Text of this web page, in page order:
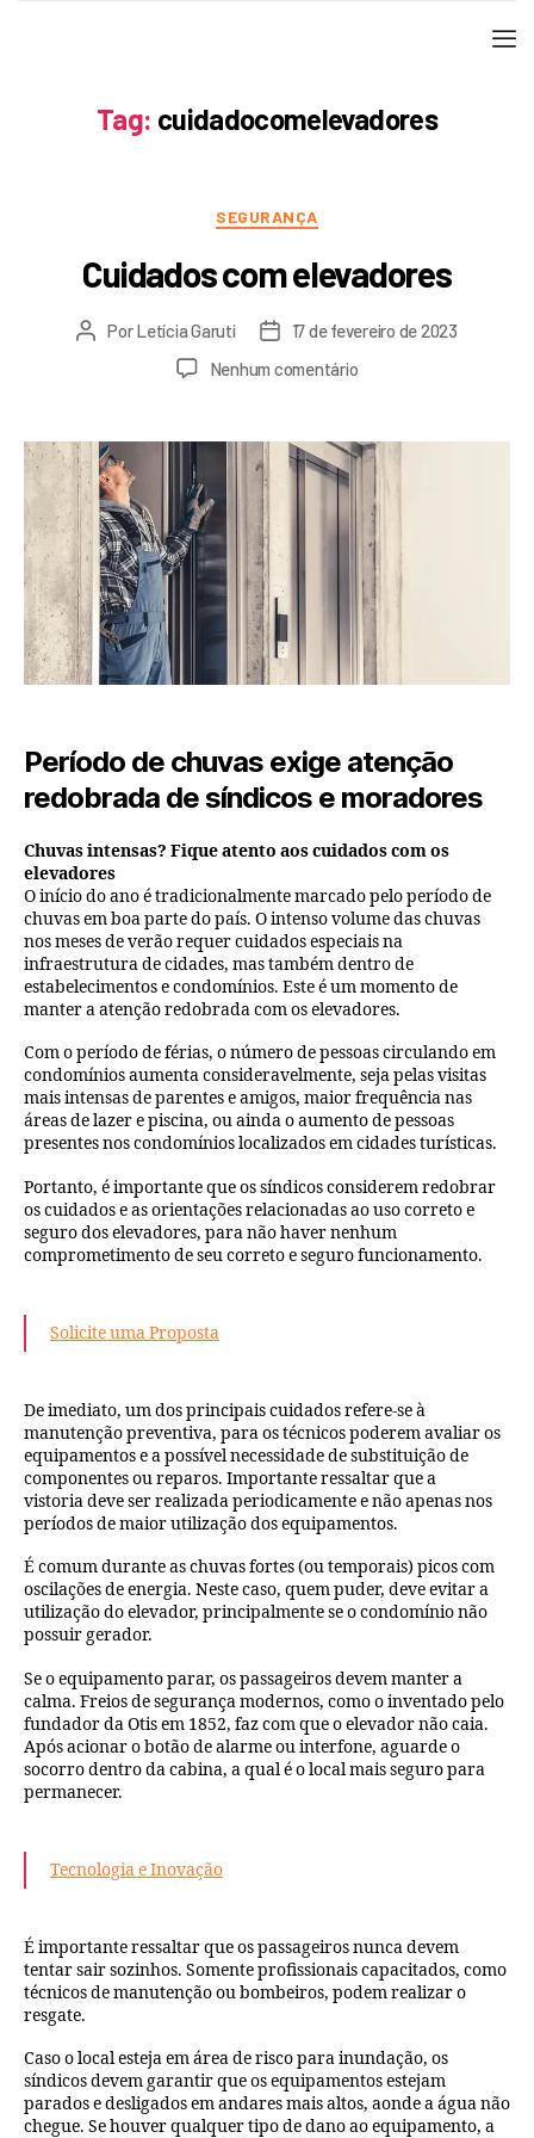
Tag: cuidadocomelevadores
SEGURANÇA
Cuidados com elevadores
PorLetícia Garuti
17 de fevereiro de 2023
Nenhum comentário
Período de chuvas exige atenção
redobrada de síndicos e moradores
Chuvas intensas? Fique atento aos cuidados com os
elevadores
O início do ano é tradicionalmente marcado pelo período de
chuvas em boa parte do país. O intenso volume das chuvas
nos meses de verão requer cuidados especiais na
infraestrutura de cidades, mas também dentro de
estabelecimentos e condomínios. Este é um momento de
manter a atenção redobrada com os elevadores.
Com o período de férias, o número de pessoas circulando em
condomínios aumenta consideravelmente, seja pelas visitas
mais intensas de parentes e amigos, maior frequência nas
áreas de lazer e piscina, ou ainda o aumento de pessoas
presentes nos condomínios localizados em cidades turísticas.
Portanto, é importante que os síndicos considerem redobrar
os cuidados e as orientações relacionadas ao uso correto e
seguro dos elevadores, para não haver nenhum
comprometimento de seu correto e seguro funcionamento.
Solicite uma Proposta
De imediato, um dos principais cuidados refere-se à
manutenção preventiva, para os técnicos poderem avaliar os
equipamentos e a possível necessidade de substituição de
componentes ou reparos. Importante ressaltar que a
vistoria deve ser realizada periodicamente e não apenas nos
períodos de maior utilização dos equipamentos.
É comum durante as chuvas fortes (ou temporais) picos com
oscilações de energia. Neste caso, quem puder, deve evitar a
utilização do elevador, principalmente se o condomínio não
possuir gerador.
Se o equipamento parar, os passageiros devem manter a
calma. Freios de segurança modernos, como o inventado pelo
fundador da Otis em 1852, faz com que o elevador não caia.
Após acionar o botão de alarme ou interfone, aguarde o
socorro dentro da cabina, a qual é o local mais seguro para
permanecer.
Tecnologia e Inovação
É importante ressaltar que os passageiros nunca devem
tentar sair sozinhos. Somente profissionais capacitados, como
técnicos de manutenção ou bombeiros, podem realizar o
resgate.
Caso o local esteja em área de risco para inundação, os
síndicos devem garantir que os equipamentos estejam
parados e desligados em andares mais altos, aonde a água não
chegue. Se houver qualquer tipo de dano ao equipamento, a